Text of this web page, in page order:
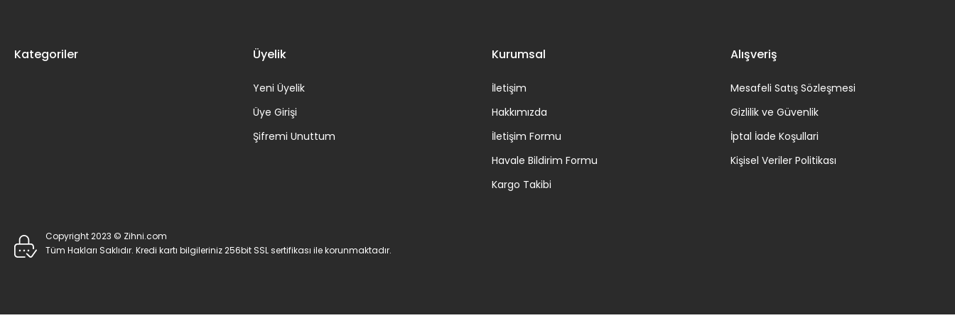
Kategoriler Üyelik
Yeni Üyelik
Üye Girişi
Şifremi Unuttum
Kurumsal
İletişim
Hakkımızda
İletişim Formu
Havale Bildirim Formu
Kargo Takibi
Alışveriş
Mesafeli Satış Sözleşmesi
Gizlilik ve Güvenlik
İptal İade Koşullari
Kişisel Veriler Politikası
Copyright 2023 © Zihni.com
Tüm Hakları Saklıdır. Kredi kartı bilgileriniz 256bit SSL sertifikası ile korunmaktadır.